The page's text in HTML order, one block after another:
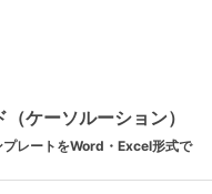
ケーソルーション）
プレートをWord・Excel形式で